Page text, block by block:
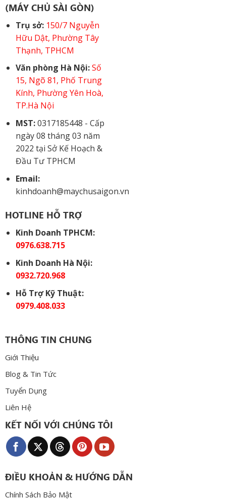
(MÁY CHỦ SÀI GÒN)
Trụ sở: 150/7 Nguyễn
Hữu Dật, Phường Tây
Thạnh, TPHCM
Văn phòng Hà Nội: Số
15, Ngõ 81, Phố Trung
Kính, Phường Yên Hoà,
TP.Hà Nội
MST:0317185448 - Cấp
ngày 08 tháng 03 năm
2022 tại Sở Kế Hoạch &
Đầu Tư TPHCM
Email:
kinhdoanh@maychusaigon.vn
HOTLINE HỖ TRỢ
Kinh Doanh TPHCM:
0976.638.715
Kinh Doanh Hà Nội:
0932.720.968
Hỗ Trợ Kỹ Thuật:
0979.408.033
THÔNG TIN CHUNG
Giới Thiệu
Blog & Tin Tức
Tuyển Dụng
Liên Hệ
KẾT NỐI VỚI CHÚNG TÔI
ĐIỀU KHOẢN & HƯỚNG DẪN
Chính Sách Bảo Mật